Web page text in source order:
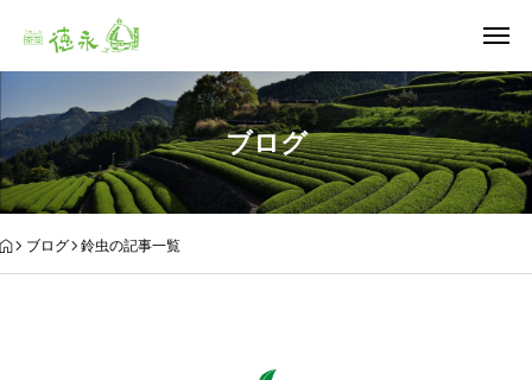
ブログ
ブログ 鈴虫の記事一覧